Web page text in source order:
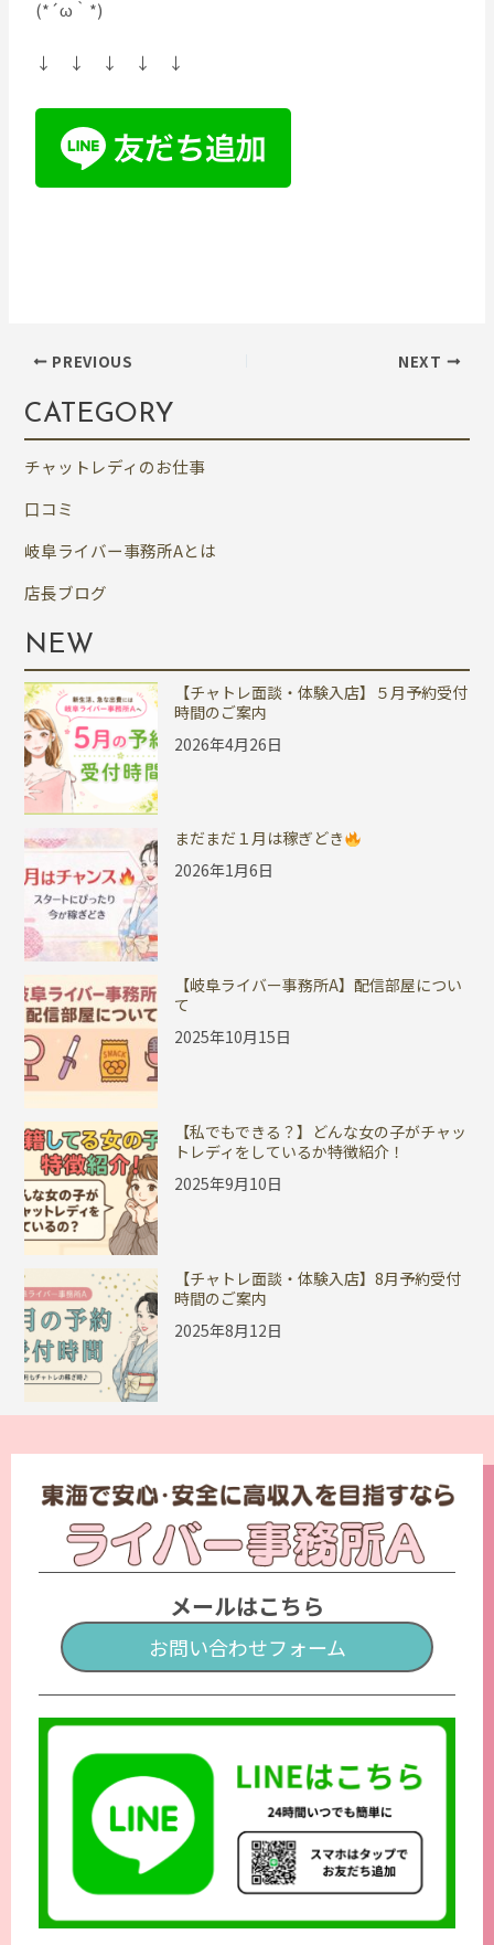
(*´ω｀*)
↓ ↓ ↓ ↓ ↓
PREVIOUS NEXT
CATEGORY
チャットレディのお仕事
口コミ
岐阜ライバー事務所Aとは
店長ブログ
NEW
【チャトレ面談・体験入店】５月予約受付
時間のご案内
2026年4月26日
まだまだ１月は稼ぎどき
2026年1月6日
【岐阜ライバー事務所A】配信部屋につい
て
2025年10月15日
【私でもできる？】どんな女の子がチャッ
トレディをしているか特徴紹介！
2025年9月10日
【チャトレ面談・体験入店】8月予約受付
時間のご案内
2025年8月12日
メールはこちら
お問い合わせフォーム